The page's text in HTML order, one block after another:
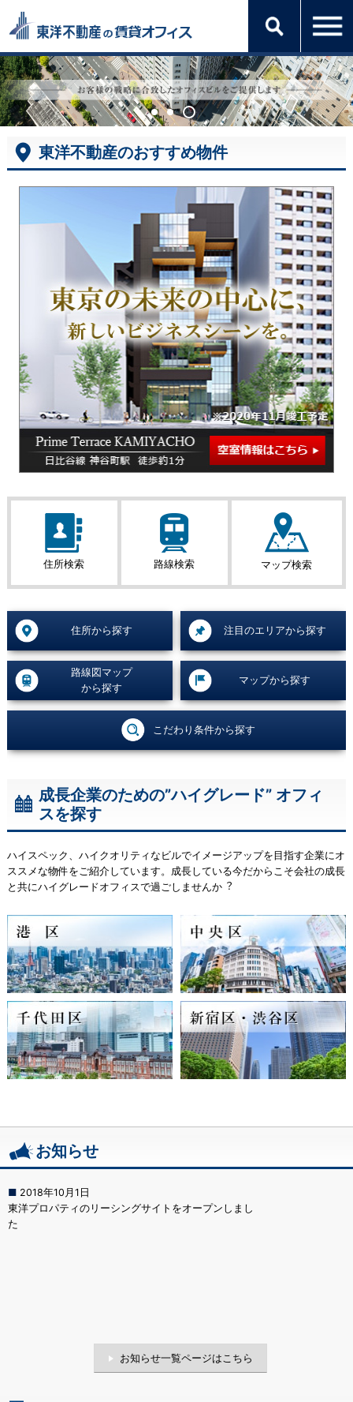
東洋不動産のおすすめ物件
住所検索 路線検索 マップ検索
住所から探す 注⽬のエリアから探す
路線図マップ
から探す
マップから探す
こだわり条件から探す
成長企業のための”ハイグレード” オフィ
スを探す
ハイスペック、ハイクオリティなビルでイメージアップを目指す企業にオ
ススメな物件をご紹介しています。成⻑している今だからこそ会社の成⻑
と共にハイグレードオフィスで過ごしませんか︖
お知らせ
お知らせ一覧ページはこちら